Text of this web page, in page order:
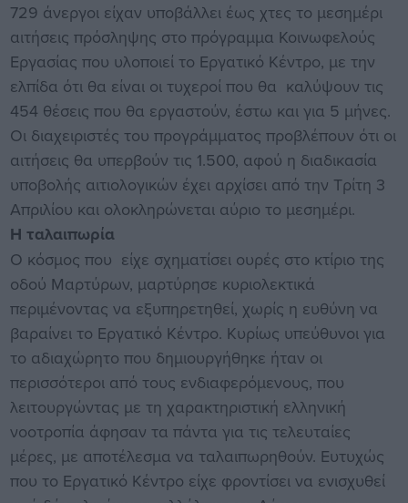
729 άνεργοι είχαν υποβάλλει έως χτες το μεσημέρι
αιτήσεις πρόσληψης στο πρόγραμμα Κοινωφελούς
Εργασίας που υλοποιεί το Εργατικό Κέντρο, με την
ελπίδα ότι θα είναι οι τυχεροί που θα καλύψουν τις
454 θέσεις που θα εργαστούν, έστω και για 5 μήνες.
Οι διαχειριστές του προγράμματος προβλέπουν ότι οι
αιτήσεις θα υπερβούν τις 1.500, αφού η διαδικασία
υποβολής αιτιολογικών έχει αρχίσει από την Τρίτη 3
Απριλίου και ολοκληρώνεται αύριο το μεσημέρι.
Η ταλαιπωρία
Ο κόσμος που είχε σχηματίσει ουρές στο κτίριο της
οδού Μαρτύρων, μαρτύρησε κυριολεκτικά
περιμένοντας να εξυπηρετηθεί, χωρίς η ευθύνη να
βαραίνει το Εργατικό Κέντρο. Κυρίως υπεύθυνοι για
το αδιαχώρητο που δημιουργήθηκε ήταν οι
περισσότεροι από τους ενδιαφερόμενους, που
λειτουργώντας με τη χαρακτηριστική ελληνική
νοοτροπία άφησαν τα πάντα για τις τελευταίες
μέρες, με αποτέλεσμα να ταλαιπωρηθούν. Ευτυχώς
που το Εργατικό Κέντρο είχε φροντίσει να ενισχυθεί